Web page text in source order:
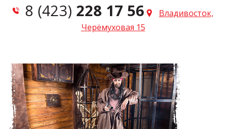
8 (423) 228 17 56
Владивосток,
Черёмуховая 15